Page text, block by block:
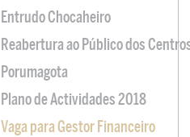
Entrudo Chocaheiro
Reabertura ao Público dos
Porumagota
Plano de Actividades 2018
Vaga para Gestor Financeiro